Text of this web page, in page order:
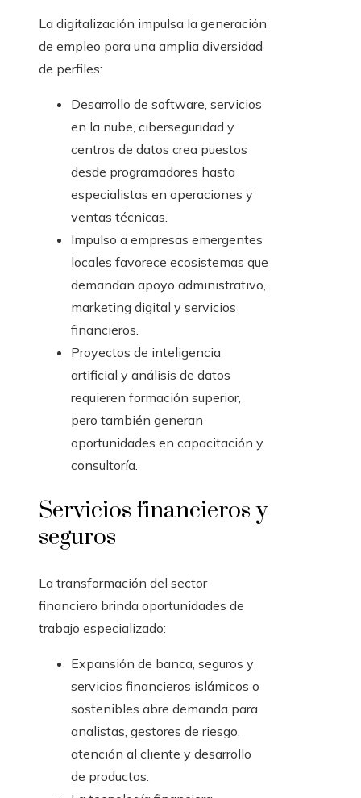
La digitalización impulsa la generación
de empleo para una amplia diversidad
de perfiles:
Desarrollo de software, servicios
en la nube, ciberseguridad y
centros de datos crea puestos
desde programadores hasta
especialistas en operaciones y
ventas técnicas.
Impulso a empresas emergentes
locales favorece ecosistemas que
demandan apoyo administrativo,
marketing digital y servicios
financieros.
Proyectos de inteligencia
artificial y análisis de datos
requieren formación superior,
pero también generan
oportunidades en capacitación y
consultoría.
Servicios financieros y
seguros
La transformación del sector
financiero brinda oportunidades de
trabajo especializado:
Expansión de banca, seguros y
servicios financieros islámicos o
sostenibles abre demanda para
analistas, gestores de riesgo,
atención al cliente y desarrollo
de productos.